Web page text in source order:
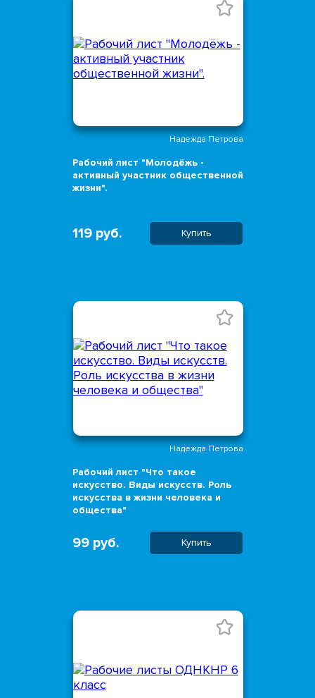
Надежда Петрова
Рабочий лист "Молодёжь -
активный участник общественной
жизни".
119 руб. Купить
Надежда Петрова
Рабочий лист "Что такое
искусство. Виды искусств. Роль
искусства в жизни человека и
общества"
99 руб. Купить